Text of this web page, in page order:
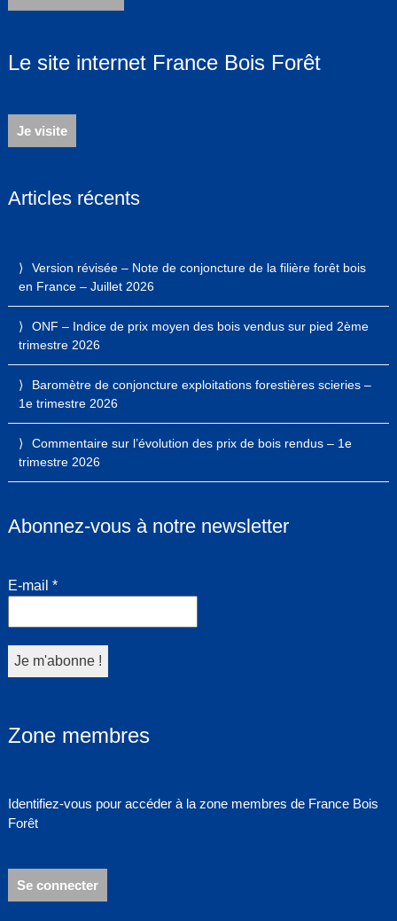
Le site internet France Bois Forêt
Je visite
Articles récents
Version révisée – Note de conjoncture de la filière forêt bois
en France – Juillet 2026
ONF – Indice de prix moyen des bois vendus sur pied 2ème
trimestre 2026
Baromètre de conjoncture exploitations forestières scieries –
1e trimestre 2026
Commentaire sur l’évolution des prix de bois rendus – 1e
trimestre 2026
Abonnez-vous à notre newsletter
E-mail *
Zone membres
Identifiez-vous pour accéder à la zone membres de France Bois
Forêt
Se connecter